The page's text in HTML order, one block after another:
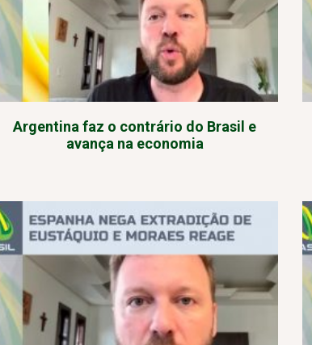
Argentina faz o contrário do Brasil e
avança na economia